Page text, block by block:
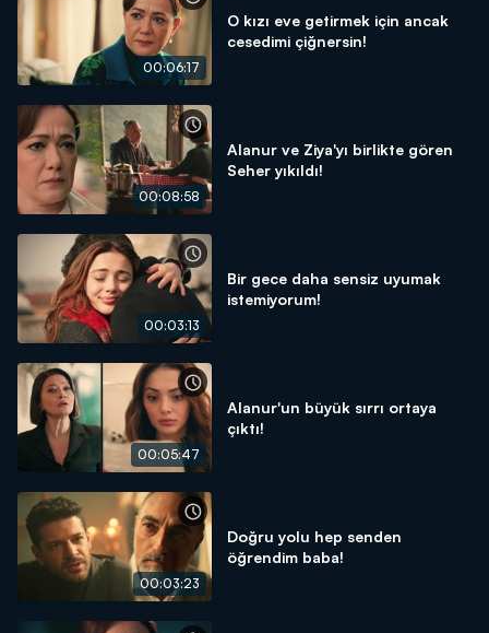
00:06:17
O kızı eve getirmek için ancak
cesedimi çiğnersin!
00:08:58
Alanur ve Ziya'yı birlikte gören
Seher yıkıldı!
00:03:13
Bir gece daha sensiz uyumak
istemiyorum!
00:05:47
Alanur'un büyük sırrı ortaya
çıktı!
00:03:23
Doğru yolu hep senden
öğrendim baba!